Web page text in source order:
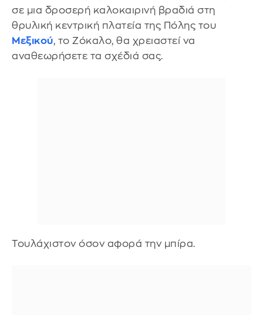
σε μια δροσερή καλοκαιρινή βραδιά στη
θρυλική κεντρική πλατεία της Πόλης του
Μεξικού, το Ζόκαλο, θα χρειαστεί να
αναθεωρήσετε τα σχέδιά σας.
Τουλάχιστον όσον αφορά την μπίρα.